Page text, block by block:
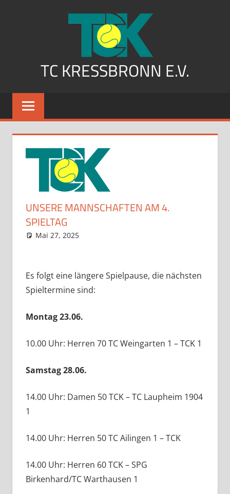
TC KRESSBRONN E.V.
UNSERE MANNSCHAFTEN AM 4.
SPIELTAG
Mai 27, 2025
Es folgt eine längere Spielpause, die nächsten
Spieltermine sind:
Montag 23.06.
10.00 Uhr: Herren 70 TC Weingarten 1 – TCK 1
Samstag 28.06.
14.00 Uhr: Damen 50 TCK – TC Laupheim 1904
1
14.00 Uhr: Herren 50 TC Ailingen 1 – TCK
14.00 Uhr: Herren 60 TCK – SPG
Birkenhard/TC Warthausen 1